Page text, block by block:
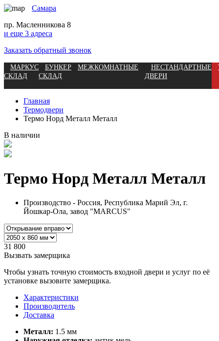
Самара
пр. Масленникова 8
и еще 3 адреса
Заказать обратный звонок
МАРКУС
СКЛАД
БУНКЕР
СКЛАД
МЕЖКОМНАТНЫЕ
НЕСТАНДАРТНЫЕ
ДВЕРИ
Главная
Термодвери
Термо Норд Металл Металл
В наличии
Термо Норд Металл Металл
Производство - Россия, Республика Марий Эл, г.
Йошкар-Ола, завод "MARCUS"
31 800
Вызвать замерщика
Чтобы узнать точную стоимость входной двери и услуг по её
установке вызовите замерщика.
Характеристики
Производитель
Доставка
Металл: 1.5 мм